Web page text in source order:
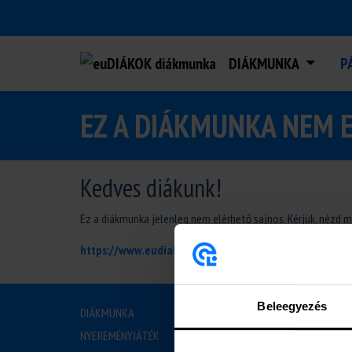
Beleegyezés
DIÁKMUNKA
EZ A DIÁKMUNKA NEM
Kedves diákunk!
Ez a diákmunka jelenleg nem elérhető sajnos. Kérjük, nézd
https://www.eudiakok.hu/diakmunka
DIÁKMUNKA
NYEREMÉNYJÁTÉK
RÓLUNK